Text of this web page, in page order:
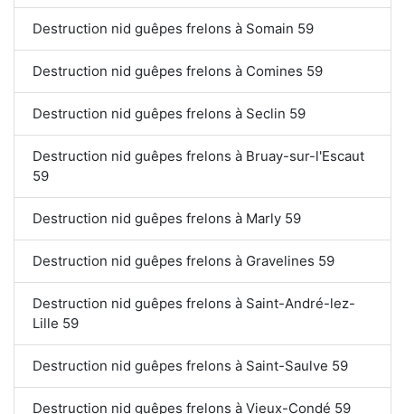
Destruction nid guêpes frelons à Somain 59
Destruction nid guêpes frelons à Comines 59
Destruction nid guêpes frelons à Seclin 59
Destruction nid guêpes frelons à Bruay-sur-l'Escaut
59
Destruction nid guêpes frelons à Marly 59
Destruction nid guêpes frelons à Gravelines 59
Destruction nid guêpes frelons à Saint-André-lez-
Lille 59
Destruction nid guêpes frelons à Saint-Saulve 59
Destruction nid guêpes frelons à Vieux-Condé 59